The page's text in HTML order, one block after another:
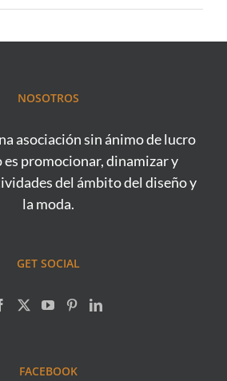
NOSOTROS
asociación sin ánimo de lucro
promocionar, dinamizar y
del ámbito del diseño y
la moda.
GET SOCIAL
FACEBOOK